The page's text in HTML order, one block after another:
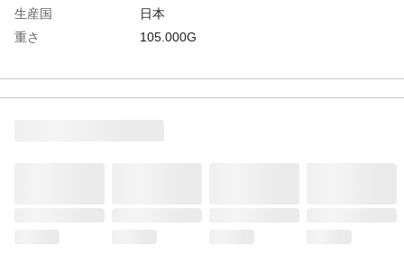
生産国
日本
重さ
105.000G